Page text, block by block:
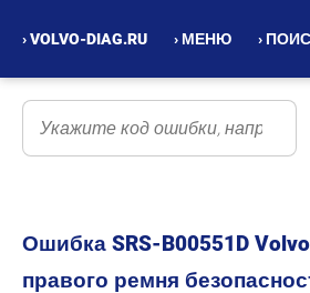
› VOLVO-DIAG.RU › МЕНЮ ›
Ошибка SRS-B00551D
правого ремня